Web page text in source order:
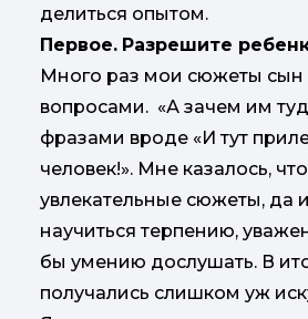
делиться опытом.
Первое. Разрешите
Много раз мои сюжеты сын
вопросами. «А зачем им
фразами вроде «И тут
человек!». Мне казалось,
увлекательные сюжеты, да
научиться терпению,
бы умению дослушать. В
получались слишком уж